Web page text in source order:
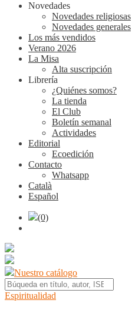
Novedades
Novedades religiosas
Novedades generales
Los más vendidos
Verano 2026
La Misa
Alta suscripción
Librería
¿Quiénes somos?
La tienda
El Club
Boletín semanal
Actividades
Editorial
Ecoedición
Contacto
Whatsapp
Català
Español
(0)
Nuestro catálogo
Espiritualidad